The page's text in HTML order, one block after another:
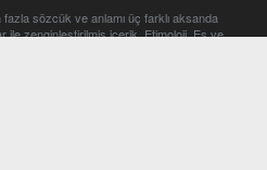
sözcük ve anlamı üç farklı aksanda
ile zenginleştirilmiş içerik. Etimoloji, Eş ve